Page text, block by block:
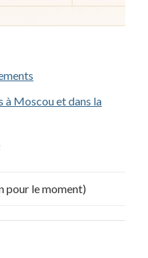
à Moscou et dans la
pour le moment)